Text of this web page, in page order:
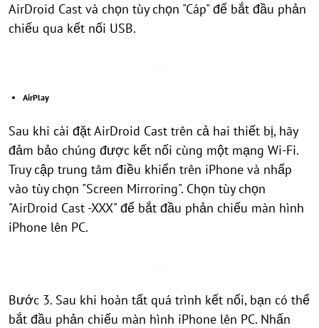
AirDroid Cast và chọn tùy chọn "Cáp" để bắt đầu phản
chiếu qua kết nối USB.
AirPlay
Sau khi cài đặt AirDroid Cast trên cả hai thiết bị, hãy
đảm bảo chúng được kết nối cùng một mạng Wi-Fi.
Truy cập trung tâm điều khiển trên iPhone và nhấp
vào tùy chọn "Screen Mirroring". Chọn tùy chọn
"AirDroid Cast -XXX" để bắt đầu phản chiếu màn hình
iPhone lên PC.
Bước 3. Sau khi hoàn tất quá trình kết nối, bạn có thể
bắt đầu phản chiếu màn hình iPhone lên PC. Nhấn